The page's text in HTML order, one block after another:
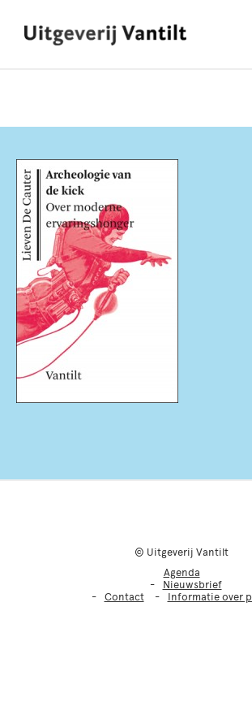
© Uitgeverij Vantilt
Agenda
Nieuwsbrief
Contact
Informatie over